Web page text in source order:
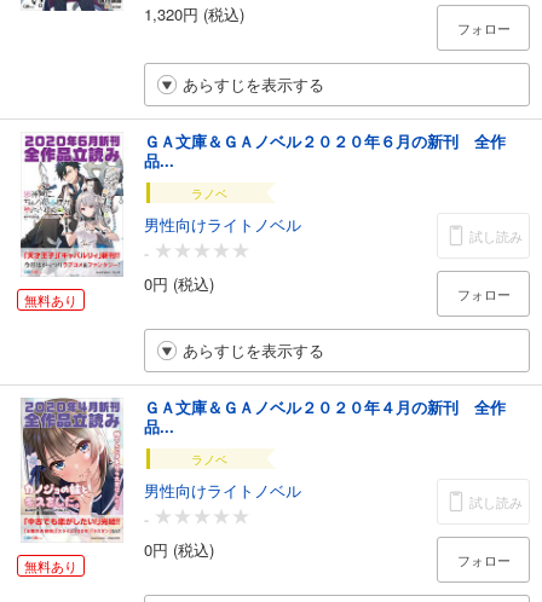
1,320円 (税込)
フォロー
あらすじを表示する
無料あり
ＧＡ文庫＆ＧＡノベル２０２０年６月の新刊 全作
品...
ラノベ
男性向けライトノベル
-
0円 (税込)
試し読み
フォロー
あらすじを表示する
無料あり
ＧＡ文庫＆ＧＡノベル２０２０年４月の新刊 全作
品...
ラノベ
男性向けライトノベル
-
0円 (税込)
試し読み
フォロー